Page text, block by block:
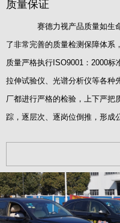
质量保证
赛德力视产品质量如生命。
了非常完善的质量检测保障体系
质量严格执行ISO9001：2000标
拉伸试验仪、光谱分析仪等各种
厂都进行严格的检验，上下严把
踪，逐层次、逐岗位倒推，形成